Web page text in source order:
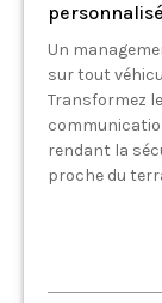
Un
sur tout
Transformez
rendant la
proche du